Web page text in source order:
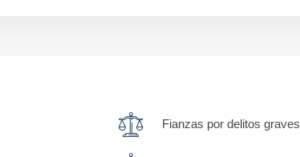
Fianzas por delitos graves